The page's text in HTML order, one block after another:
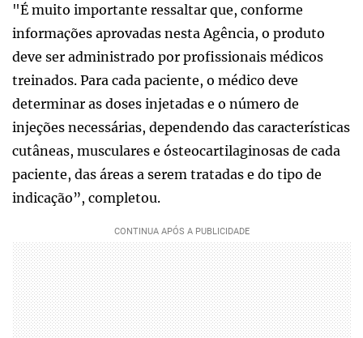
"É muito importante ressaltar que, conforme
informações aprovadas nesta Agência, o produto
deve ser administrado por profissionais médicos
treinados. Para cada paciente, o médico deve
determinar as doses injetadas e o número de
injeções necessárias, dependendo das características
cutâneas, musculares e ósteocartilaginosas de cada
paciente, das áreas a serem tratadas e do tipo de
indicação”, completou.